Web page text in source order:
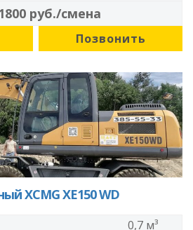
руб./смена
Позвонить
XCMG XE150 WD
0,7 м³